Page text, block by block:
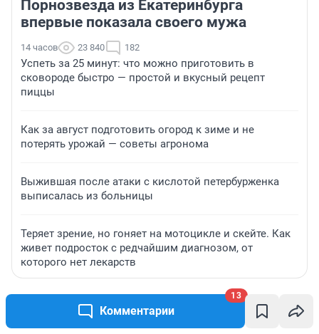
Комментарии
13
Порнозвезда из Екатеринбурга
впервые показала своего мужа
14 часов 23 840 182
Успеть за 25 минут: что можно приготовить в
сковороде быстро — простой и вкусный рецепт
пиццы
Как за август подготовить огород к зиме и не
потерять урожай — советы агронома
Выжившая после атаки с кислотой петербурженка
выписалась из больницы
Теряет зрение, но гоняет на мотоцикле и скейте. Как
живет подросток с редчайшим диагнозом, от
которого нет лекарств
ЗНАКОМСТВА